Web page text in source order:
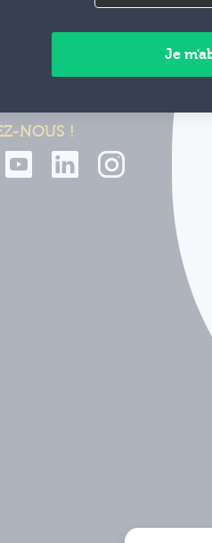
sécurisés
NOUS !